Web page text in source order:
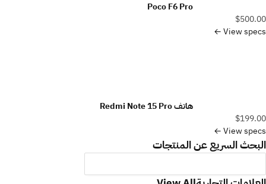
Poco F6 Pro
$500.00
View specs ←
هاتف Redmi Note 15 Pro
$199.00
View specs ←
البحث السريع عن المنتجات